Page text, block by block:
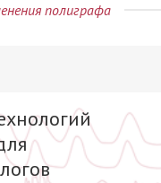
полиграфа